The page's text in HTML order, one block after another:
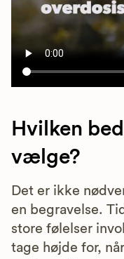
Hvilken
vælge?
Det er ikke
en begravelse.
store følelser
tage højde for,